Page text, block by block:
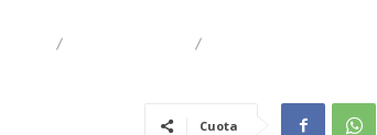
Cuota